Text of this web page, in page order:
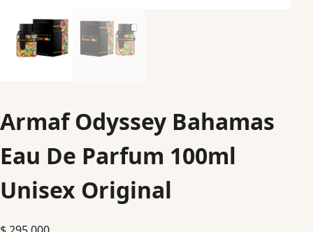
Armaf Odyssey Bahamas
Eau De Parfum 100ml
Unisex Original